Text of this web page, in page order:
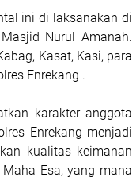
ini di laksanakan di
Nurul Amanah.
Kasat, Kasi, para
Enrekang .
karakter anggota
Enrekang menjadi
kualitas keimanan
Esa, yang mana